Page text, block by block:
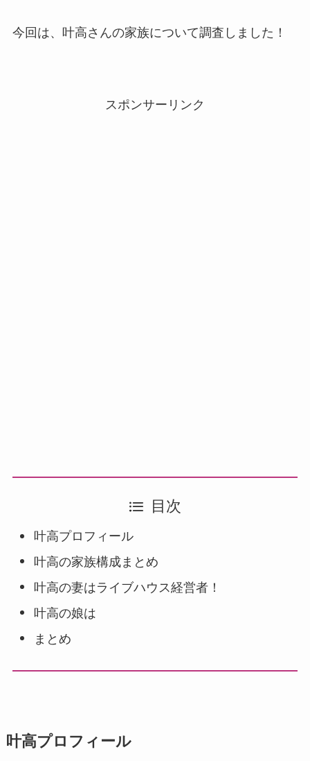
今回は、叶高さんの家族について調査しました！
スポンサーリンク
目次
叶高プロフィール
叶高の家族構成まとめ
叶高の妻はライブハウス経営者！
叶高の娘は
まとめ
叶高プロフィール